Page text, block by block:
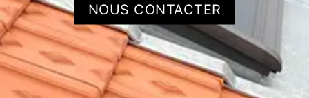
NOUS CONTACTER